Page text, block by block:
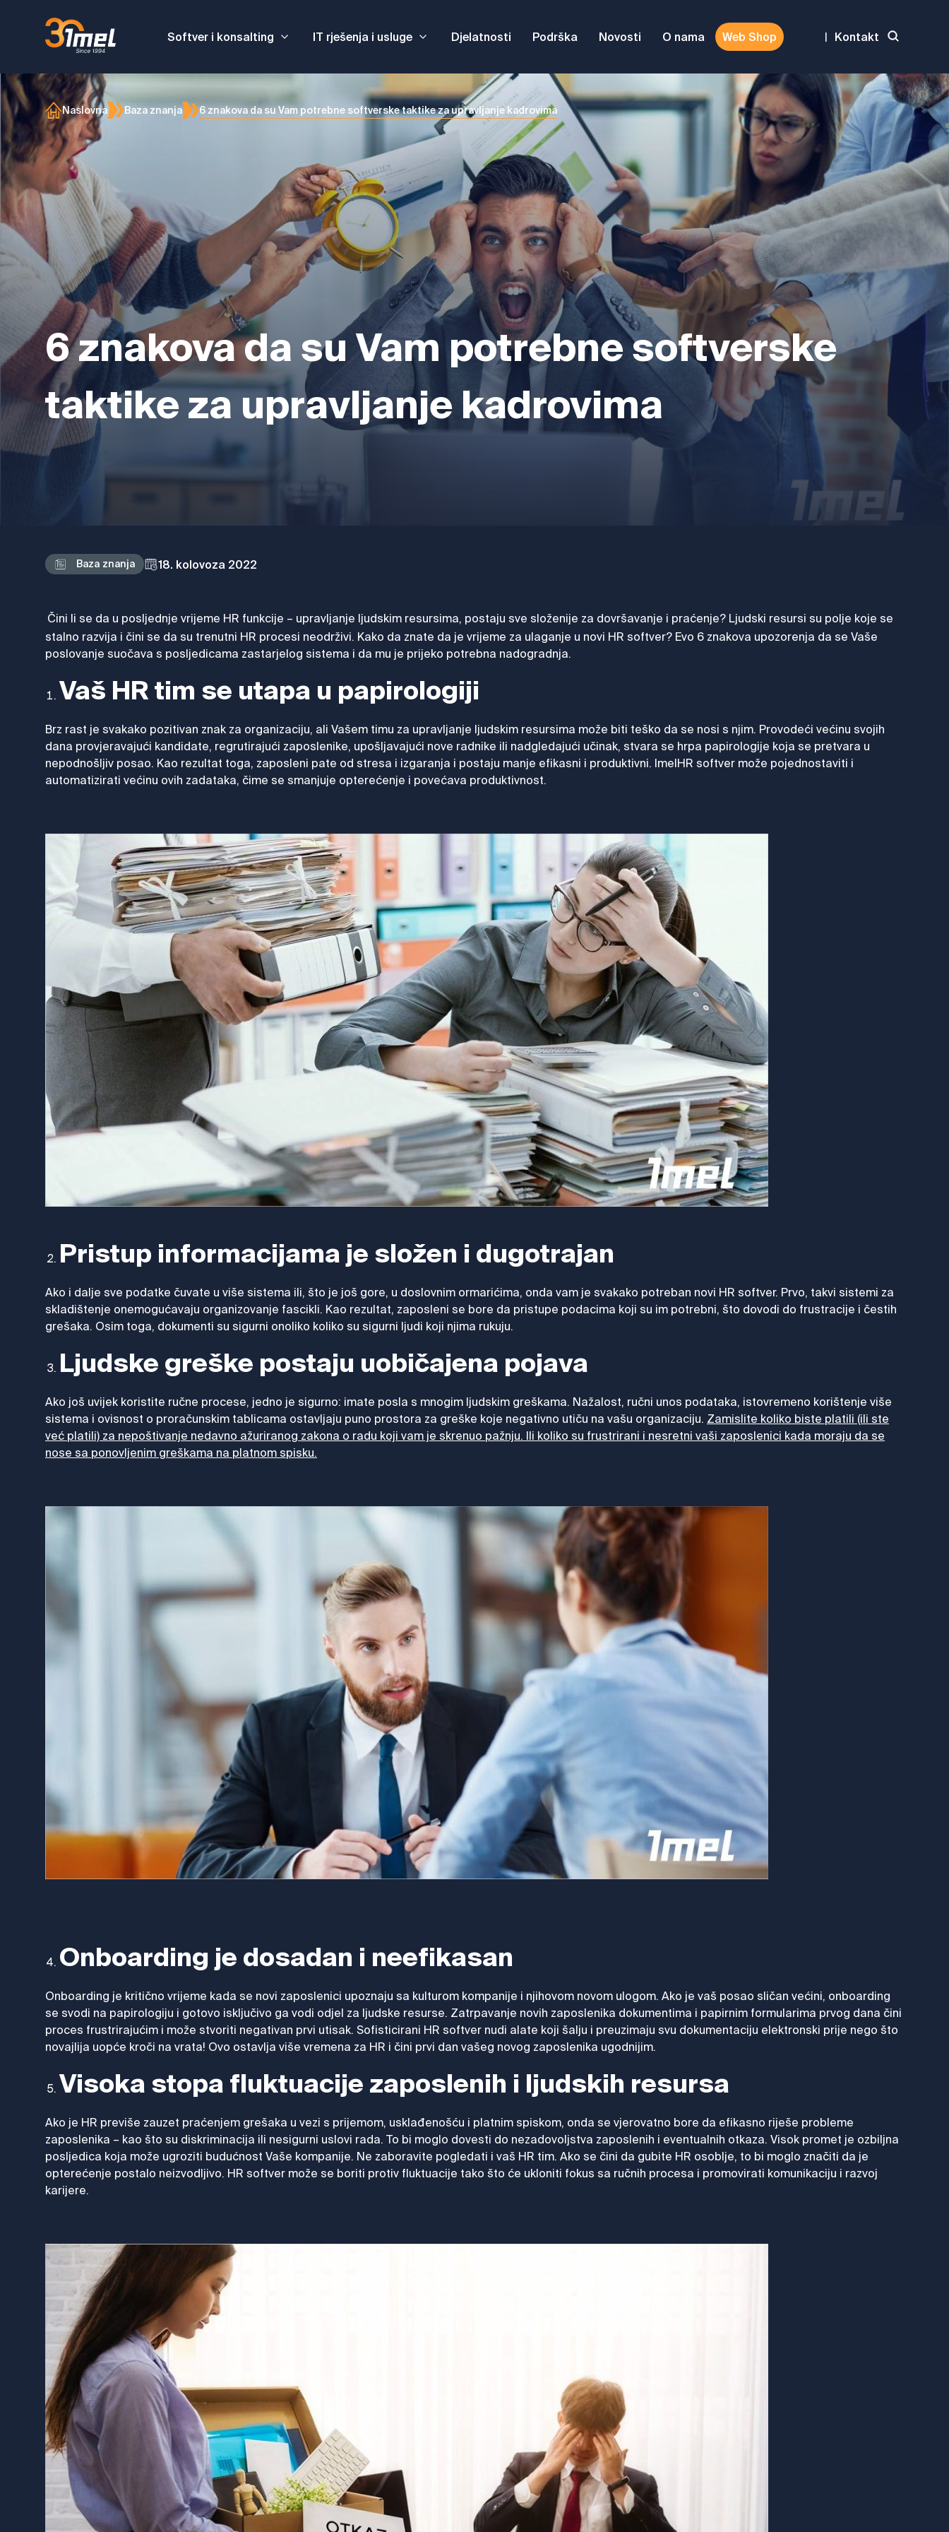
Softver i konsalting IT rješenja i usluge Djelatnosti Podrška Novosti O nama Web Shop | Kontakt
Naslovna Baza znanja 6 znakova da su Vam potrebne softverske taktike za upravljanje kadrovima
6 znakova da su Vam potrebne softverske
taktike za upravljanje kadrovima
Baza znanja 18. kolovoza 2022
Čini li se da u posljednje vrijeme HR funkcije – upravljanje ljudskim resursima, postaju sve složenije za dovršavanje i praćenje? Ljudski resursi su polje koje se
stalno razvija i čini se da su trenutni HR procesi neodrživi. Kako da znate da je vrijeme za ulaganje u novi HR softver? Evo 6 znakova upozorenja da se Vaše
poslovanje suočava s posljedicama zastarjelog sistema i da mu je prijeko potrebna nadogradnja.
Vaš HR tim se utapa u papirologiji
Brz rast je svakako pozitivan znak za organizaciju, ali Vašem timu za upravljanje ljudskim resursima može biti teško da se nosi s njim. Provodeći većinu svojih
dana provjeravajući kandidate, regrutirajući zaposlenike, upošljavajući nove radnike ili nadgledajući učinak, stvara se hrpa papirologije koja se pretvara u
nepodnošljiv posao. Kao rezultat toga, zaposleni pate od stresa i izgaranja i postaju manje efikasni i produktivni. ImelHR softver može pojednostaviti i
automatizirati većinu ovih zadataka, čime se smanjuje opterećenje i povećava produktivnost.
Pristup informacijama je složen i dugotrajan
Ako i dalje sve podatke čuvate u više sistema ili, što je još gore, u doslovnim ormarićima, onda vam je svakako potreban novi HR softver. Prvo, takvi sistemi za
skladištenje onemogućavaju organizovanje fascikli. Kao rezultat, zaposleni se bore da pristupe podacima koji su im potrebni, što dovodi do frustracije i čestih
grešaka. Osim toga, dokumenti su sigurni onoliko koliko su sigurni ljudi koji njima rukuju.
Ljudske greške postaju uobičajena pojava
Ako još uvijek koristite ručne procese, jedno je sigurno: imate posla s mnogim ljudskim greškama. Nažalost, ručni unos podataka, istovremeno korištenje više
sistema i ovisnost o proračunskim tablicama ostavljaju puno prostora za greške koje negativno utiču na vašu organizaciju. Zamislite koliko biste platili (ili ste
već platili) za nepoštivanje nedavno ažuriranog zakona o radu koji vam je skrenuo pažnju. Ili koliko su frustrirani i nesretni vaši zaposlenici kada moraju da se
nose sa ponovljenim greškama na platnom spisku.
Onboarding je dosadan i neefikasan
Onboarding je kritično vrijeme kada se novi zaposlenici upoznaju sa kulturom kompanije i njihovom novom ulogom. Ako je vaš posao sličan većini, onboarding
se svodi na papirologiju i gotovo isključivo ga vodi odjel za ljudske resurse. Zatrpavanje novih zaposlenika dokumentima i papirnim formularima prvog dana čini
proces frustrirajućim i može stvoriti negativan prvi utisak. Sofisticirani HR softver nudi alate koji šalju i preuzimaju svu dokumentaciju elektronski prije nego što
novajlija uopće kroči na vrata! Ovo ostavlja više vremena za HR i čini prvi dan vašeg novog zaposlenika ugodnijim.
Visoka stopa fluktuacije zaposlenih i ljudskih resursa
Ako je HR previše zauzet praćenjem grešaka u vezi s prijemom, usklađenošću i platnim spiskom, onda se vjerovatno bore da efikasno riješe probleme
zaposlenika – kao što su diskriminacija ili nesigurni uslovi rada. To bi moglo dovesti do nezadovoljstva zaposlenih i eventualnih otkaza. Visok promet je ozbiljna
posljedica koja može ugroziti budućnost Vaše kompanije. Ne zaboravite pogledati i vaš HR tim. Ako se čini da gubite HR osoblje, to bi moglo značiti da je
opterećenje postalo neizvodljivo. HR softver može se boriti protiv fluktuacije tako što će ukloniti fokus sa ručnih procesa i promovirati komunikaciju i razvoj
karijere.